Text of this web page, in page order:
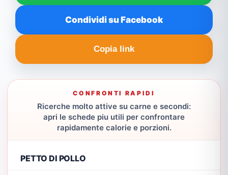
Condividi su Facebook
Copia link
CONFRONTI RAPIDI
Ricerche molto attive su carne e secondi:
apri le schede piu utili per confrontare
rapidamente calorie e porzioni.
PETTO DI POLLO